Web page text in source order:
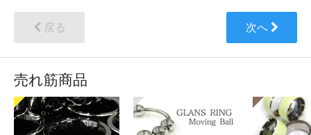
戻る 次へ
売れ筋商品